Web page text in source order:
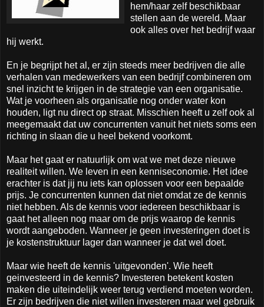
hem/haar zelf beschikbaar
stellen aan de wereld. Maar
ook alles over het bedrijf waar
hij werkt.
En je begrijpt het al, er zijn steeds meer bedrijven die alle
verhalen van medewerkers van een bedrijf combineren om
snel inzicht te krijgen in de strategie van een organisatie.
Wat je voorheen als organisatie nog onder water kon
houden, ligt nu direct op straat. Misschien heeft u zelf ook al
meegemaakt dat uw concurrenten vanuit het niets soms een
richting in slaan die u heel bekend voorkomt.
Maar het gaat er natuurlijk om wat we met deze nieuwe
realiteit willen. We leven in een kenniseconomie. Het idee
erachter is dat jij nu iets kan oplossen voor een bepaalde
prijs. Je concurrenten kunnen dat niet omdat ze de kennis
niet hebben. Als de kennis voor iedereen beschikbaar is
gaat het alleen nog maar om de prijs waarop de kennis
wordt aangeboden. Wanneer je geen investeringen doet is
je kostenstruktuur lager dan wanneer je dat wel doet.
Maar wie heeft de kennis 'uitgevonden'. Wie heeft
geinvesteerd in de kennis? Investeren betekent kosten
maken die uiteindelijk weer terug verdiend moeten worden.
Er zijn bedrijven die niet willen investeren maar wel gebruik